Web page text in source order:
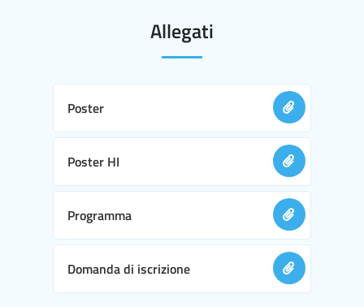
Allegati
Poster
Poster HI
Programma
Domanda di iscrizione